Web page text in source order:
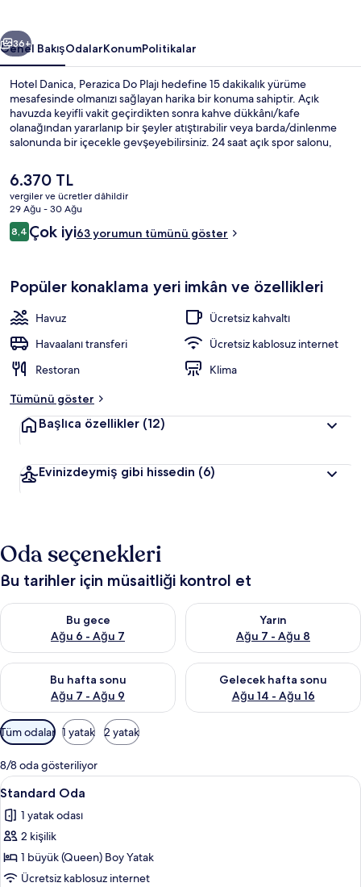
Sonraki
36+
Genel BakışOdalarKonumPolitikalar
Hotel Danica, Perazica Do Plajı hedefine 15 dakikalık yürüme
mesafesinde olmanızı sağlayan harika bir konuma sahiptir. Açık
havuzda keyifli vakit geçirdikten sonra kahve dükkânı/kafe
olanağından yararlanıp bir şeyler atıştırabilir veya barda/dinlenme
salonunda bir içecekle gevşeyebilirsiniz. 24 saat açık spor salonu,
Şu
anki
fiyat
6.370 TL
6.370 TL
vergiler ve ücretler dâhildir
29 Ağu - 30 Ağu
Yorumlar
8,48,4/10
Çok iyi63 yorumun tümünü göster
Popüler konaklama yeri imkân ve özellikleri
Havuz
Ücretsiz kahvaltı
Havaalanı transferi
Ücretsiz kablosuz internet
Restoran
Klima
Tümünü göster
Başlıca özellikler (12)
Evinizdeymiş gibi hissedin (6)
Oda seçenekleri
Bu tarihler için müsaitliği kontrol et
Bu gece
Ağu 6 - Ağu 7
Bu gece için müsaitliği kontrol et Ağu 6 - Ağu 7
Yarın
Ağu 7 - Ağu 8
Yarın için müsaitliği kontrol
Bu hafta sonu
Ağu 7 - Ağu 9
Bu hafta sonu için müsaitliği kontrol et Ağu 7 - Ağu 9
Gelecek hafta sonu
Ağu 14 - Ağu 16
Önümüzdeki hafta sonu için
Odalar
için
mevcut
filtreler
Tüm odalar 1 yatak 2 yatak
8/8 oda gösteriliyor
Standard
Oda
için
tüm
fotoğrafları
görün
Standard Oda | Minibar, ses
1
Standard Oda
1 yatak odası
2 kişilik
1 büyük (Queen) Boy Yatak
Ücretsiz kablosuz internet